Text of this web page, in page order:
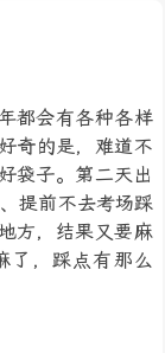
都会有各种各样
奇的是，难道不
袋子。第二天出
提前不去考场踩
方，结果又要麻
了，踩点有那么